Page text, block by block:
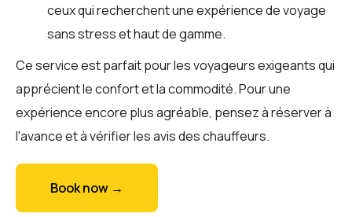
ceux qui recherchent une expérience de voyage
sans stress et haut de gamme.
Ce service est parfait pour les voyageurs exigeants qui
apprécient le confort et la commodité. Pour une
expérience encore plus agréable, pensez à réserver à
l'avance et à vérifier les avis des chauffeurs.
Book now →